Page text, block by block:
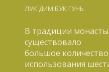
ЛУК ДИМ БУК ГУНЬ
В традиции
существовало
большое
использования